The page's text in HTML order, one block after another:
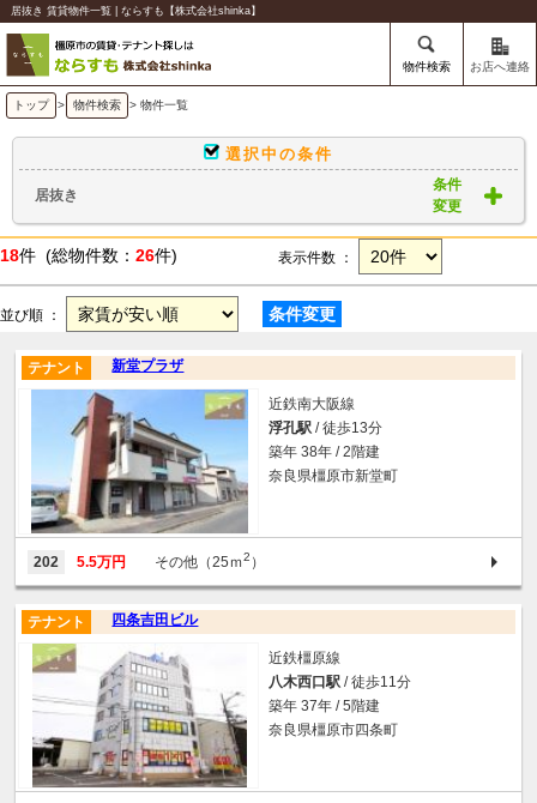
居抜き 賃貸物件一覧 | ならすも【株式会社shinka】
物件検索 お店へ連絡
トップ > 物件検索 > 物件一覧
選択中の条件
居抜き
条件
変更
18件 (総物件数： 26件) 表示件数 ：
並び順 ： 条件変更
新堂プラザ
テナント
近鉄南大阪線
浮孔駅 / 徒歩13分
築年 38年 / 2階建
奈良県橿原市新堂町
202 5.5万円 その他（25ｍ2 ）
四条吉田ビル
テナント
近鉄橿原線
八木西口駅 / 徒歩11分
築年 37年 / 5階建
奈良県橿原市四条町